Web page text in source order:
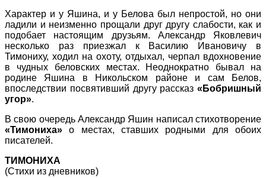
Характер и у Яшина, и у Белова был непростой, но они
ладили и неизменно прощали друг другу слабости, как и
подобает настоящим друзьям. Александр Яковлевич
несколько раз приезжал к Василию Ивановичу в
Тимониху, ходил на охоту, отдыхал, черпал вдохновение
в чудных беловских местах. Неоднократно бывал на
родине Яшина в Никольском районе и сам Белов,
впоследствии посвятивший другу рассказ «Бобришный
угор».
В свою очередь Александр Яшин написал стихотворение
«Тимониха» о местах, ставших родными для обоих
писателей.
ТИМОНИХА
(Стихи из дневников)